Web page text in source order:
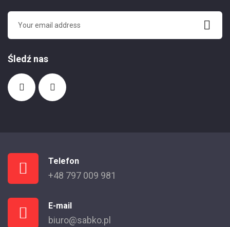
Śledź nas
Telefon
+48 797 009 981
E-mail
biuro@sabko.pl